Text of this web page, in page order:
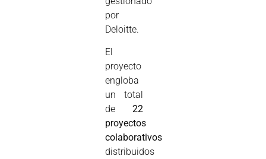
por
Deloitte.
El
proyecto
engloba
un total
de 22
proyectos
colaborativos
distribuidos